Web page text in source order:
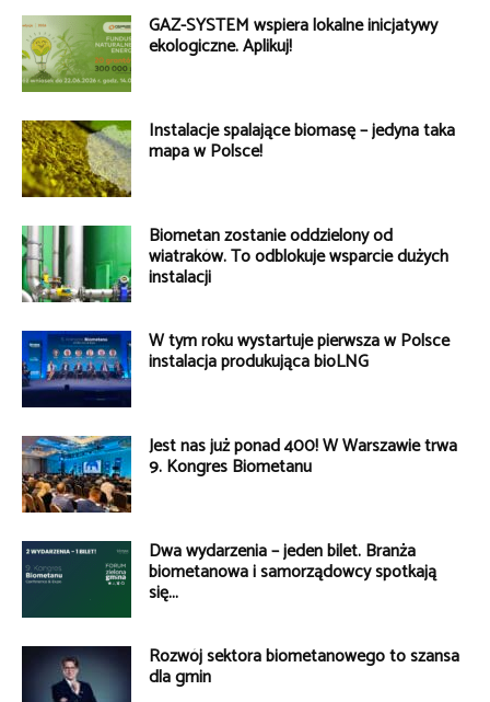
GAZ-SYSTEM wspiera lokalne inicjatywy
ekologiczne. Aplikuj!
Instalacje spalające biomasę – jedyna taka
mapa w Polsce!
Biometan zostanie oddzielony od
wiatraków. To odblokuje wsparcie dużych
instalacji
W tym roku wystartuje pierwsza w Polsce
instalacja produkująca bioLNG
Jest nas już ponad 400! W Warszawie trwa
9. Kongres Biometanu
Dwa wydarzenia – jeden bilet. Branża
biometanowa i samorządowcy spotkają
się...
Rozwój sektora biometanowego to szansa
dla gmin